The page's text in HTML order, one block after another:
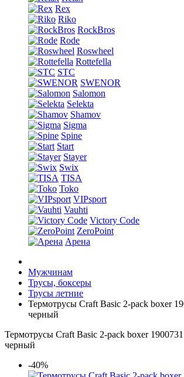
Rex
Riko
RockBros
Rode
Roswheel
Rottefella
STC
SWENOR
Salomon
Selekta
Shamov
Sigma
Spine
Start
Stayer
Swix
TISA
Toko
VIPsport
Vauhti
Victory Code
ZeroPoint
Арена
Мужчинам
Трусы, боксеры
Трусы летние
Термотрусы Craft Basic 2-pack boxer
черный
Термотрусы Craft Basic 2-pack boxer
черный
-40%